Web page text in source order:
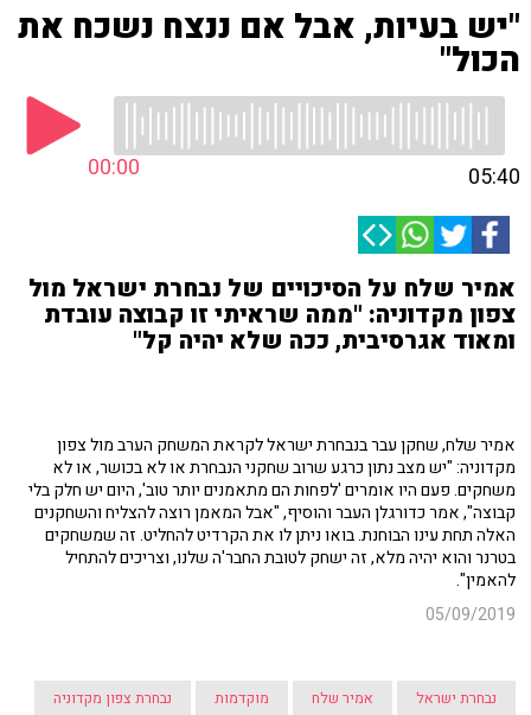
"יש בעיות, אבל אם ננצח נשכח את
הכול"
00:00 05:40
אמיר שלח על הסיכויים של נבחרת ישראל מול
צפון מקדוניה: "ממה שראיתי זו קבוצה עובדת
ומאוד אגרסיבית, ככה שלא יהיה קל"
אמיר שלח, שחקן עבר בנבחרת ישראל לקראת המשחק הערב מול צפון
מקדוניה: "יש מצב נתון כרגע שרוב שחקני הנבחרת או לא בכושר, או לא
משחקים. פעם היו אומרים 'לפחות הם מתאמנים יותר טוב', היום יש חלק בלי
קבוצה", אמר כדורגלן העבר והוסיף, "אבל המאמן רוצה להצליח והשחקנים
האלה תחת עינו הבוחנת. בואו ניתן לו את הקרדיט להחליט. זה שמשחקים
בטרנר והוא יהיה מלא, זה ישחק לטובת החבר'ה שלנו, וצריכים להתחיל
להאמין".
05/09/2019
נבחרת ישראל אמיר שלח מוקדמות נבחרת צפון מקדוניה